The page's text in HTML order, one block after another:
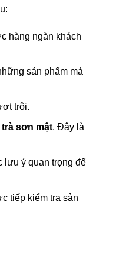
hàng ngàn khách
sản phẩm mà
trội.
sơn mật. Đây là
lưu ý quan trọng để
tiếp kiểm tra sản